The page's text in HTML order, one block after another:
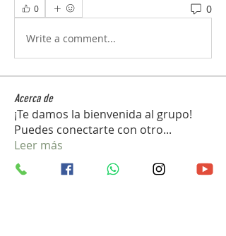
0 0
Write a comment...
Acerca de
¡Te damos la bienvenida al grupo!
Puedes conectarte con otro...
Leer más